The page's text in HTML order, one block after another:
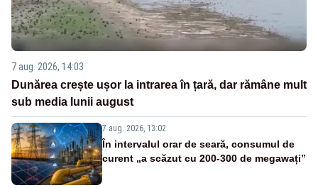
7 aug. 2026, 14:03
Dunărea crește ușor la intrarea în țară, dar rămâne mult
sub media lunii august
7 aug. 2026, 13:02
În intervalul orar de seară, consumul de
curent „a scăzut cu 200-300 de megawați”